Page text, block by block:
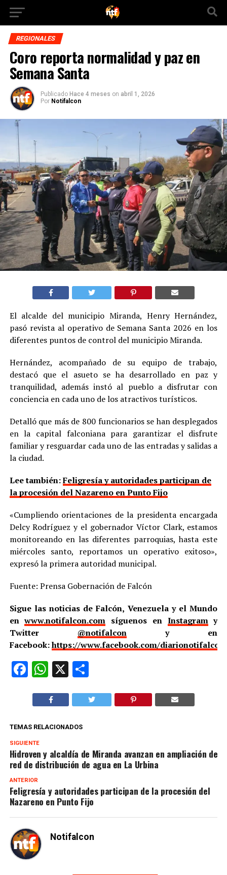
REGIONALES
Coro reporta normalidad y paz en
Semana Santa
Publicado Hace 4 meses on abril 1, 2026
Por Notifalcon
El alcalde del municipio Miranda, Henry Hernández,
pasó revista al operativo de Semana Santa 2026 en los
diferentes puntos de control del municipio Miranda.
Hernández, acompañado de su equipo de trabajo,
destacó que el asueto se ha desarrollado en paz y
tranquilidad, además instó al pueblo a disfrutar con
conciencia en cada uno de los atractivos turísticos.
Detalló que más de 800 funcionarios se han desplegados
en la capital falconiana para garantizar el disfrute
familiar y resguardar cada uno de las entradas y salidas a
la ciudad.
Lee también:Feligresía y autoridades participan de
la procesión del Nazareno en Punto Fijo
«Cumpliendo orientaciones de la presidenta encargada
Delcy Rodríguez y el gobernador Víctor Clark, estamos
monitoreando en las diferentes parroquias, hasta este
miércoles santo, reportamos un operativo exitoso»,
expresó la primera autoridad municipal.
Fuente: Prensa Gobernación de Falcón
Sigue las noticias de Falcón, Venezuela y el Mundo
enwww.notifalcon.com síguenos en Instagramy
Twitter @notifalcony en
Facebook:https://www.facebook.com/
Facebook
WhatsApp
X Compartir
TEMAS RELACIONADOS
SIGUIENTE
Hidroven y alcaldía de Miranda avanzan en ampliación de
red de distribución de agua en La Urbina
ANTERIOR
Feligresía y autoridades participan de la procesión del
Nazareno en Punto Fijo
Notifalcon